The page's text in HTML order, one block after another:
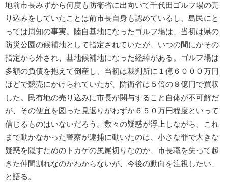
地前市長みずから何度も防衛省に出向いて千代田ゴルフ場の売
り込みをしていたことは前市長自身も認めているし、島民にと
っては周知の事実。陸自基地になったゴルフ場は、当初は県の
防災公園の候補地として指定されていたが、いつの間にかその
指定から外され、基地候補地になった経緯がある。ゴルフ場は
多額の負債を抱えて倒産し、当初は裁判所に１億６０００万円
ほどで競売にかけられていたが、防衛省は５倍の８億円で買収
した。民有地の売り込みに市長が関与すること自体が不可解だ
が、その便宜を図った見返りがわずか６５０万円程度といって
信じるものはいないだろう。数々の疑惑が浮上しながら、これ
まで動かなかった警察が逮捕に動いたのは、小さな罪で大きな
疑惑を隠すためのトカゲの尻尾切りなのか、市長職を失って起
きた仲間割れなのかわからないが、今後の動向を注視したい」
と語る。